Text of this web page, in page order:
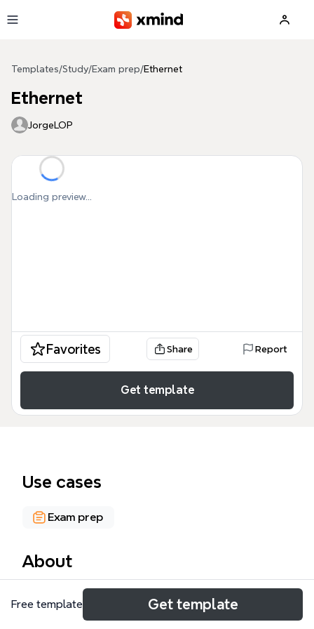
Templates/Study/Exam prep/Ethernet
Ethernet
JorgeLOP
Loading preview...
Favorites Share Report
Get template
Use cases
Exam prep
About
Ethernet mind map template, diseñado para
estudiantes de redes como Jorge Luis Ordoñez
Free template Get template